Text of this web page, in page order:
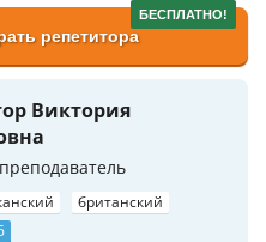
БЕСПЛАТНО!
репетитора
Виктория
британский